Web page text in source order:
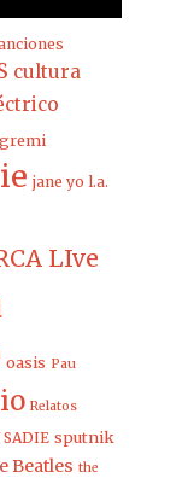
cultura
jane yo l.a.
LIve
oasis Pau
Relatos
SADIE sputnik
Beatles the